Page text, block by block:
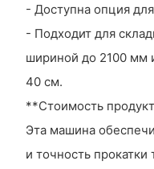
- Доступна опция
- Подходит для
шириной до 2100 мм
40 см.
**Стоимость
Эта машина
и точность